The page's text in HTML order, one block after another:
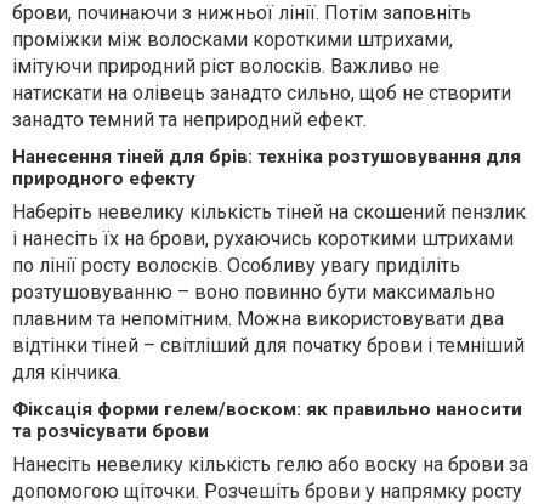
брови, починаючи з нижньої лінії. Потім заповніть
проміжки між волосками короткими штрихами,
імітуючи природний ріст волосків. Важливо не
натискати на олівець занадто сильно, щоб не створити
занадто темний та неприродний ефект.
Нанесення тіней для брів: техніка розтушовування для
природного ефекту
Наберіть невелику кількість тіней на скошений пензлик
і нанесіть їх на брови, рухаючись короткими штрихами
по лінії росту волосків. Особливу увагу приділіть
розтушовуванню – воно повинно бути максимально
плавним та непомітним. Можна використовувати два
відтінки тіней – світліший для початку брови і темніший
для кінчика.
Фіксація форми гелем/воском: як правильно наносити
та розчісувати брови
Нанесіть невелику кількість гелю або воску на брови за
допомогою щіточки. Розчешіть брови у напрямку росту